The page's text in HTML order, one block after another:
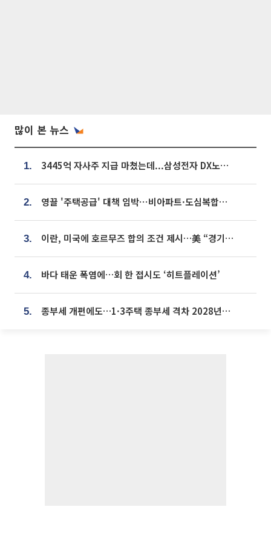
많이 본 뉴스
1. 3445억 자사주 지급 마쳤는데...삼성전자 DX노조, 뒤늦은 '떼쓰기 집회'
2. 영끌 '주택공급' 대책 임박⋯비아파트·도심복합까지 총동원
3. 이란, 미국에 호르무즈 합의 조건 제시…美 “경기 아직 안 끝나” [종합]
4. 바다 태운 폭염에…회 한 접시도 ‘히트플레이션’
5. 종부세 개편에도…1·3주택 종부세 격차 2028년부터 확대